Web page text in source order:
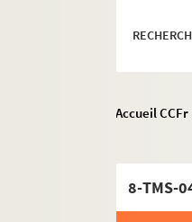
Accueil CCFr
8-TMS-
Guy